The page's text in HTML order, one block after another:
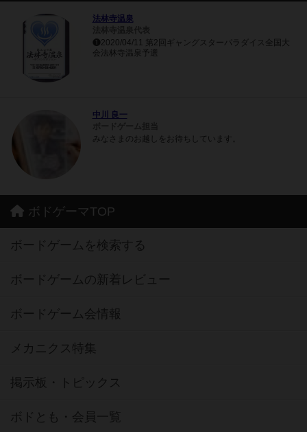
法林寺温泉
❶2020/04/11 第2回ギャングスターパラダイス全国大
会法林寺温泉予選
中川 良一
みなさまのお越しをお待ちしています。
ボドゲーマTOP
ボードゲームを検索する
ボードゲームの新着レビュー
ボードゲーム会情報
メカニクス特集
掲示板・トピックス
ボドとも・会員一覧